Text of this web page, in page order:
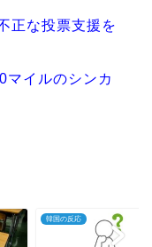
正な投票支援を
マイルのシンカ
韓国の反応